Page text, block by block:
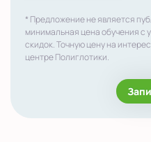
* Предложение не является
минимальная цена обучения с
скидок. Точную цену на
центре Полиглотики.